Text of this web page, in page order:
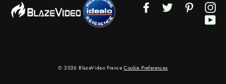
FacebookTwitter Pinterest
© 2026 BlazeVideo FranceCookie Preferences